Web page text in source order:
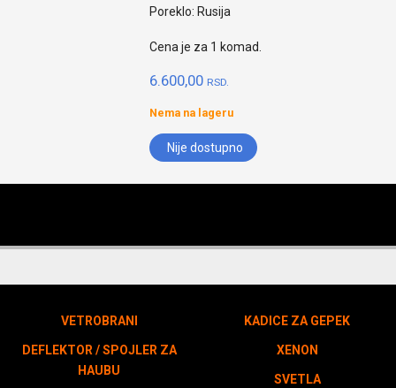
Poreklo: Rusija
Cena je za 1 komad.
6.600,00 RSD.
Nema na lageru
Nije dostupno
VETROBRANI
DEFLEKTOR / SPOJLER ZA
HAUBU
KADICE ZA GEPEK
XENON
SVETLA